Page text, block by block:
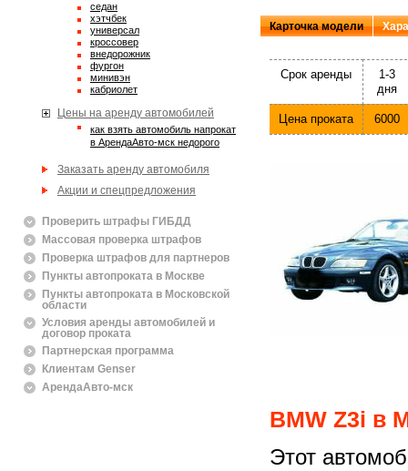
седан
хэтчбек
универсал
кроссовер
внедорожник
фургон
минивэн
кабриолет
Цены на аренду автомобилей
Как взять автомобиль напрокат
в АрендаАвто-мск недорого
Заказать аренду автомобиля
Акции и спецпредложения
Проверить штрафы ГИБДД
Массовая проверка штрафов
Проверка штрафов для партнеров
Пункты автопроката в Москве
Пункты автопроката в Московской
области
Условия аренды автомобилей и
договор проката
Партнерская программа
Клиентам Genser
АрендаАвто-мск
Карточка модели
Срок аренды
1-3
дня
Цена проката 6000
BMW Z3i в
Этот